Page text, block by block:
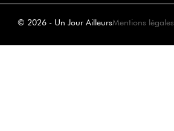
© 2026 - Un Jour AilleursMentions légales